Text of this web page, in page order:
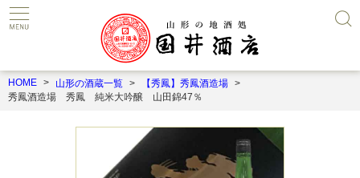
HOME 山形の酒蔵一覧
【秀鳳】秀鳳酒造場
秀鳳酒造場 秀鳳 純米大吟醸 山田錦47％